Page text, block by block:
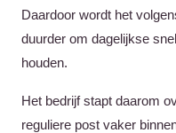
Daardoor wordt het
duurder om dagelijkse
houden.
Het bedrijf stapt daarom
reguliere post vaker